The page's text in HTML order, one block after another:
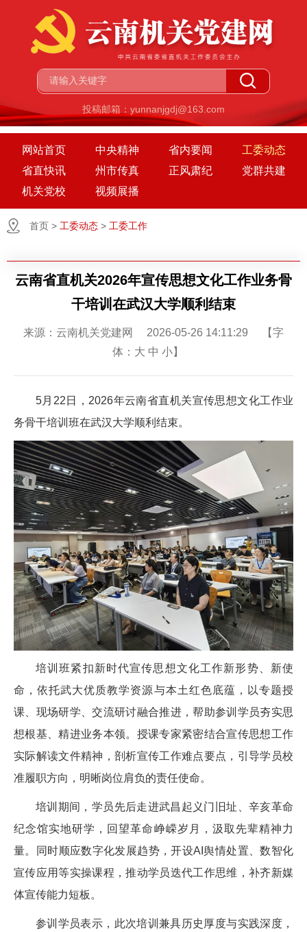
投稿邮箱：yunnanjgdj@163.com
网站首页 中央精神 省内要闻
工委动态
省直快讯
州市传真 正风肃纪
党群共建
机关党校
视频展播
首页 > 工委动态 > 工委工作
云南省直机关2026年宣传思想文化工作业务骨
干培训在武汉大学顺利结束
来源：云南机关党建网 2026-05-26 14:11:29 【字
体： 大 中 小】
5月22日，2026年云南省直机关宣传思想文化工作业
务骨干培训班在武汉大学顺利结束。
培训班紧扣新时代宣传思想文化工作新形势、新使
命，依托武大优质教学资源与本土红色底蕴，以专题授
课、现场研学、交流研讨融合推进，帮助参训学员夯实思
想根基、精进业务本领。授课专家紧密结合宣传思想工作
实际解读文件精神，剖析宣传工作难点要点，引导学员校
准履职方向，明晰岗位肩负的责任使命。
培训期间，学员先后走进武昌起义门旧址、辛亥革命
纪念馆实地研学，回望革命峥嵘岁月，汲取先辈精神力
量。同时顺应数字化发展趋势，开设AI舆情处置、数智化
宣传应用等实操课程，推动学员迭代工作思维，补齐新媒
体宣传能力短板。
参训学员表示，此次培训兼具历史厚度与实践深度，